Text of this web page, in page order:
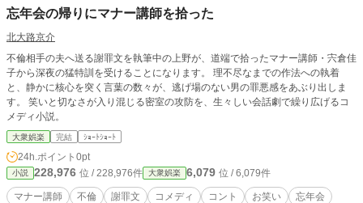
忘年会の帰りにマナー講師を拾った
北大路京介
不倫相手の夫へ送る謝罪文を執筆中の上野が、道端で拾ったマナー講師・宍倉佳
子から深夜の猛特訓を受けることになります。 理不尽なまでの作法への執着
と、静かに核心を突く言葉の数々が、逃げ場のない男の罪悪感をあぶり出しま
す。 笑いと切なさが入り混じる密室の攻防を、生々しい会話劇で繰り広げるコ
メディ小説。
大衆娯楽 完結 ｼｮｰﾄｼｮｰﾄ
24h.ポイント 0pt
小説 228,976 位 / 228,976件 大衆娯楽 6,079 位 / 6,079件
マナー講師 不倫 謝罪文 コメディ コント お笑い
忘年会